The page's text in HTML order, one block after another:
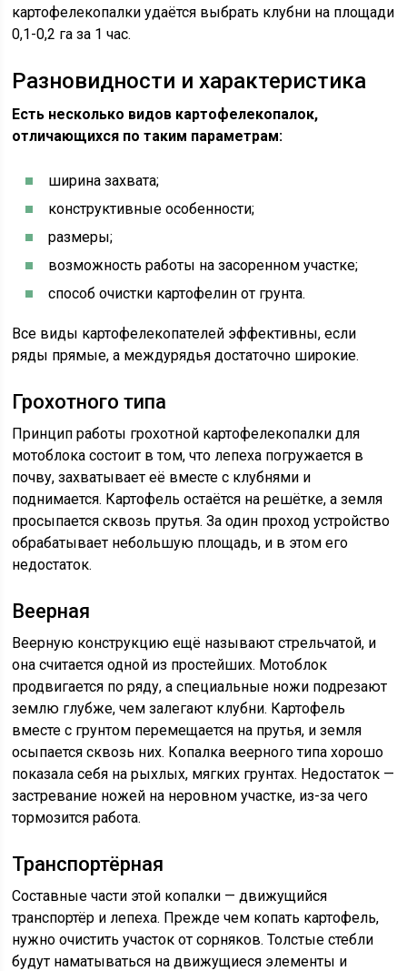
картофелекопалки удаётся выбрать клубни на площади
0,1-0,2 га за 1 час.
Разновидности и характеристика
Есть несколько видов картофелекопалок,
отличающихся по таким параметрам:
ширина захвата;
конструктивные особенности;
размеры;
возможность работы на засоренном участке;
способ очистки картофелин от грунта.
Все виды картофелекопателей эффективны, если
ряды прямые, а междурядья достаточно широкие.
Грохотного типа
Принцип работы грохотной картофелекопалки для
мотоблока состоит в том, что лепеха погружается в
почву, захватывает её вместе с клубнями и
поднимается. Картофель остаётся на решётке, а земля
просыпается сквозь прутья. За один проход устройство
обрабатывает небольшую площадь, и в этом его
недостаток.
Веерная
Веерную конструкцию ещё называют стрельчатой, и
она считается одной из простейших. Мотоблок
продвигается по ряду, а специальные ножи подрезают
землю глубже, чем залегают клубни. Картофель
вместе с грунтом перемещается на прутья, и земля
осыпается сквозь них. Копалка веерного типа хорошо
показала себя на рыхлых, мягких грунтах. Недостаток —
застревание ножей на неровном участке, из-за чего
тормозится работа.
Транспортёрная
Составные части этой копалки — движущийся
транспортёр и лепеха. Прежде чем копать картофель,
нужно очистить участок от сорняков. Толстые стебли
будут наматываться на движущиеся элементы и